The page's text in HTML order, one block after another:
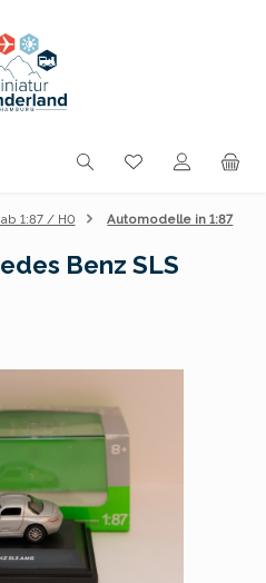
Du hast 0
1:87 / H0 Automodelle in 1:87
Benz SLS